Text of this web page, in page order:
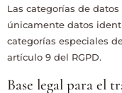
Las categorías de
únicamente datos
categorías especiales
artículo 9 del RGPD.
Base legal para el